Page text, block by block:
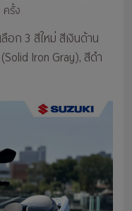
ครั้ง
อก 3 สีใหม่ สีเงินด้าน
Iron Gray), สีดำ